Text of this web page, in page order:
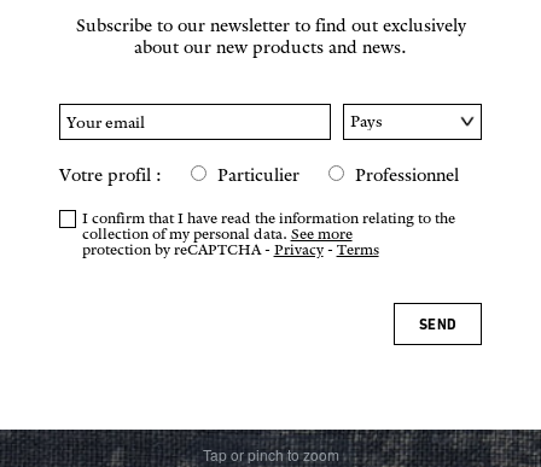
Tap or pinch to zoom
Subscribe to our newsletter to find out exclusively
about our new products and news.
Votre profil : Particulier Professionnel
I confirm that I have read the information relating to the
collection of my personal data. See more
protection by reCAPTCHA - Privacy- Terms
SEND